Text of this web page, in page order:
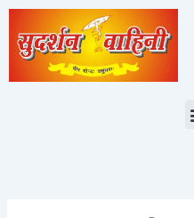
Skip
content